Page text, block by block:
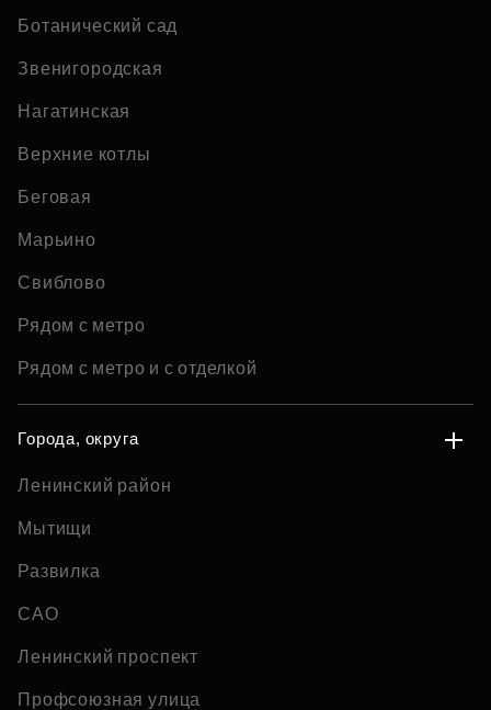
Ботанический сад
Звенигородская
Нагатинская
Верхние котлы
Беговая
Марьино
Свиблово
Рядом с метро
Рядом с метро и с отделкой
Города, округа
Ленинский район
Мытищи
Развилка
САО
Ленинский проспект
Профсоюзная улица